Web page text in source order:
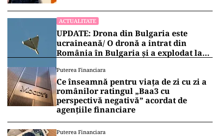
ACTUALITATE
UPDATE: Drona din Bulgaria este
ucraineană/ O dronă a intrat din
România în Bulgaria şi a explodat la
Puterea Financiara
Ce înseamnă pentru viața de zi cu zi a
românilor ratingul „Baa3 cu
perspectivă negativă” acordat de
agențiile financiare
Puterea Financiara